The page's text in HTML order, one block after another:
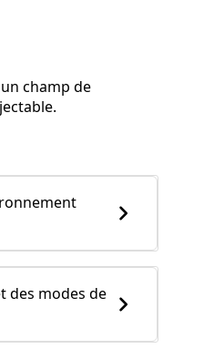
champ de
des modes de